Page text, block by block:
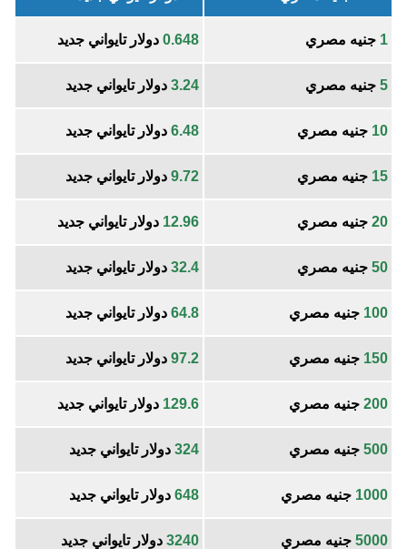
1 جنيه مصري 0.648 دولار تايواني جديد
5 جنيه مصري 3.24 دولار تايواني جديد
10 جنيه مصري 6.48 دولار تايواني جديد
15 جنيه مصري 9.72 دولار تايواني جديد
20 جنيه مصري 12.96 دولار تايواني جديد
50 جنيه مصري 32.4 دولار تايواني جديد
100 جنيه مصري 64.8 دولار تايواني جديد
150 جنيه مصري 97.2 دولار تايواني جديد
200 جنيه مصري 129.6 دولار تايواني جديد
500 جنيه مصري 324 دولار تايواني جديد
1000 جنيه مصري 648 دولار تايواني جديد
5000 جنيه مصري 3240 دولار تايواني جديد